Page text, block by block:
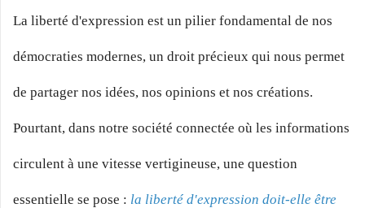
La liberté d'expression est un pilier fondamental de nos
démocraties modernes, un droit précieux qui nous permet
de partager nos idées, nos opinions et nos créations.
Pourtant, dans notre société connectée où les informations
circulent à une vitesse vertigineuse, une question
essentielle se pose : la liberté d'expression doit-elle être